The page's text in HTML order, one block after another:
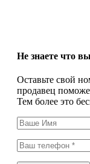
Не знаете что
Оставьте свой
продавец
Тем более это